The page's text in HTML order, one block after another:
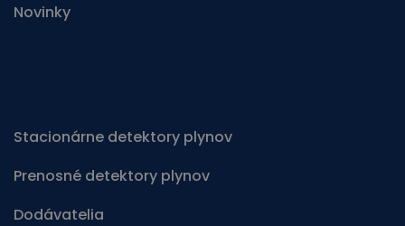
Novinky
Stacionárne detektory plynov
Prenosné detektory plynov
Dodávatelia